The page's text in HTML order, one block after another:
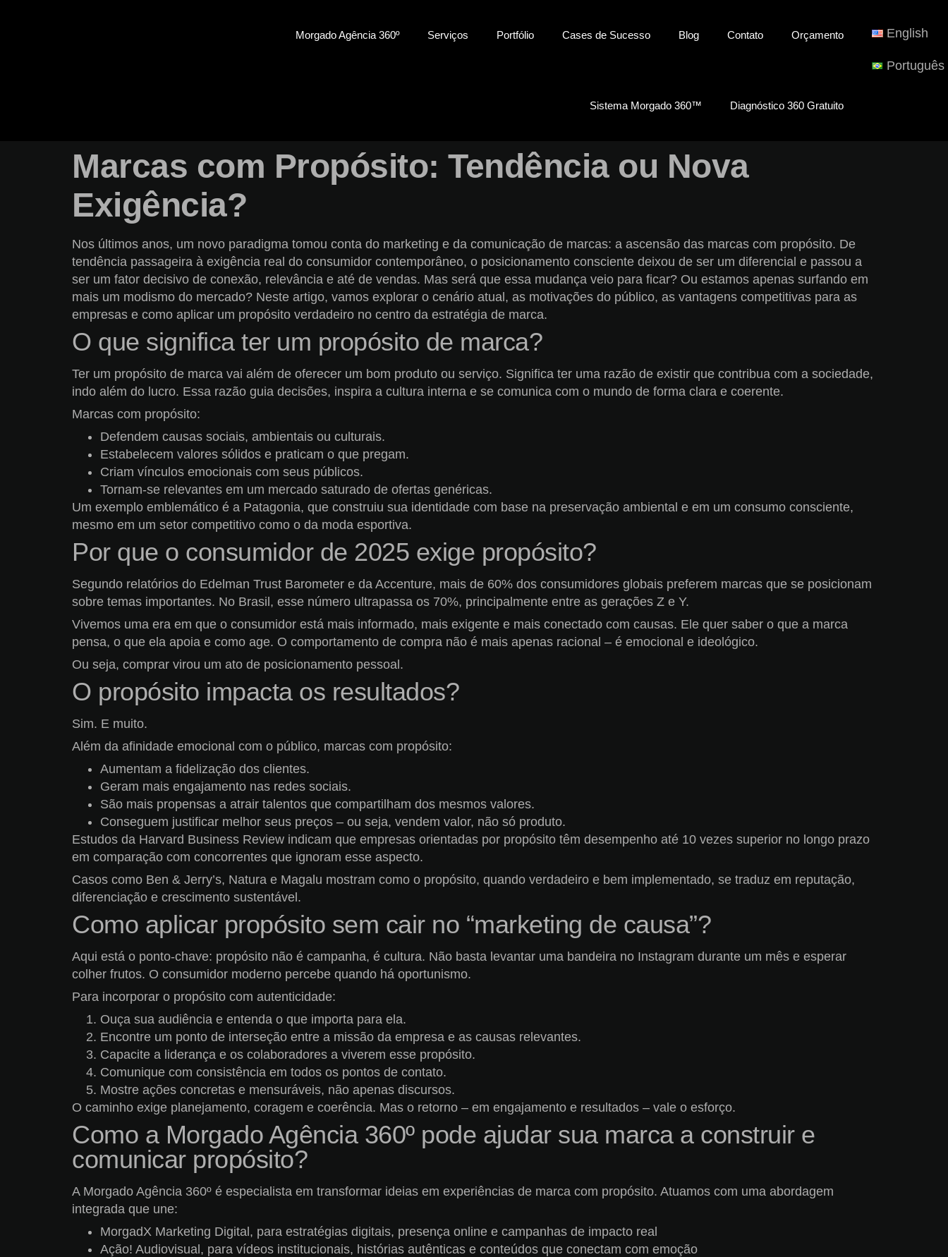
Morgado Agência 360º Serviços Portfólio Cases de Sucesso Blog Contato Orçamento
Sistema Morgado 360™ Diagnóstico 360 Gratuito
English
Português
Marcas com Propósito: Tendência ou Nova
Exigência?
Nos últimos anos, um novo paradigma tomou conta do marketing e da comunicação de marcas: a ascensão das marcas com propósito. De
tendência passageira à exigência real do consumidor contemporâneo, o posicionamento consciente deixou de ser um diferencial e passou a
ser um fator decisivo de conexão, relevância e até de vendas. Mas será que essa mudança veio para ficar? Ou estamos apenas surfando em
mais um modismo do mercado? Neste artigo, vamos explorar o cenário atual, as motivações do público, as vantagens competitivas para as
empresas e como aplicar um propósito verdadeiro no centro da estratégia de marca.
O que significa ter um propósito de marca?
Ter um propósito de marca vai além de oferecer um bom produto ou serviço. Significa ter uma razão de existir que contribua com a sociedade,
indo além do lucro. Essa razão guia decisões, inspira a cultura interna e se comunica com o mundo de forma clara e coerente.
Marcas com propósito:
Defendem causas sociais, ambientais ou culturais.
Estabelecem valores sólidos e praticam o que pregam.
Criam vínculos emocionais com seus públicos.
Tornam-se relevantes em um mercado saturado de ofertas genéricas.
Um exemplo emblemático é a Patagonia, que construiu sua identidade com base na preservação ambiental e em um consumo consciente,
mesmo em um setor competitivo como o da moda esportiva.
Por que o consumidor de 2025 exige propósito?
Segundo relatórios do Edelman Trust Barometer e da Accenture, mais de 60% dos consumidores globais preferem marcas que se posicionam
sobre temas importantes. No Brasil, esse número ultrapassa os 70%, principalmente entre as gerações Z e Y.
Vivemos uma era em que o consumidor está mais informado, mais exigente e mais conectado com causas. Ele quer saber o que a marca
pensa, o que ela apoia e como age. O comportamento de compra não é mais apenas racional – é emocional e ideológico.
Ou seja, comprar virou um ato de posicionamento pessoal.
O propósito impacta os resultados?
Sim. E muito.
Além da afinidade emocional com o público, marcas com propósito:
Aumentam a fidelização dos clientes.
Geram mais engajamento nas redes sociais.
São mais propensas a atrair talentos que compartilham dos mesmos valores.
Conseguem justificar melhor seus preços – ou seja, vendem valor, não só produto.
Estudos da Harvard Business Review indicam que empresas orientadas por propósito têm desempenho até 10 vezes superior no longo prazo
em comparação com concorrentes que ignoram esse aspecto.
Casos como Ben & Jerry’s, Natura e Magalu mostram como o propósito, quando verdadeiro e bem implementado, se traduz em reputação,
diferenciação e crescimento sustentável.
Como aplicar propósito sem cair no “marketing de causa”?
Aqui está o ponto-chave: propósito não é campanha, é cultura. Não basta levantar uma bandeira no Instagram durante um mês e esperar
colher frutos. O consumidor moderno percebe quando há oportunismo.
Para incorporar o propósito com autenticidade:
Ouça sua audiência e entenda o que importa para ela.
Encontre um ponto de interseção entre a missão da empresa e as causas relevantes.
Capacite a liderança e os colaboradores a viverem esse propósito.
Comunique com consistência em todos os pontos de contato.
Mostre ações concretas e mensuráveis, não apenas discursos.
O caminho exige planejamento, coragem e coerência. Mas o retorno – em engajamento e resultados – vale o esforço.
Como a Morgado Agência 360º pode ajudar sua marca a construir e
comunicar propósito?
A Morgado Agência 360º é especialista em transformar ideias em experiências de marca com propósito. Atuamos com uma abordagem
integrada que une:
MorgadX Marketing Digital, para estratégias digitais, presença online e campanhas de impacto real
Ação! Audiovisual, para vídeos institucionais, histórias autênticas e conteúdos que conectam com emoção